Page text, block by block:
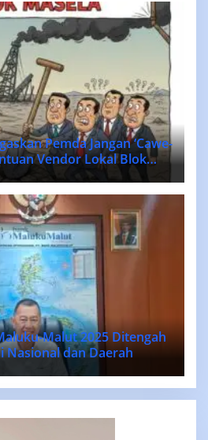
Pemda Jangan ‘Cawe-
Vendor Lokal Blok
Malut 2025 Ditengah
Nasional dan Daerah